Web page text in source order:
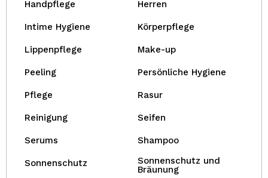
Handpflege Herren
Intime Hygiene Körperpflege
Lippenpflege Make-up
Peeling Persönliche Hygiene
Pflege Rasur
Reinigung Seifen
Serums Shampoo
Sonnenschutz
Sonnenschutz und
Bräunung